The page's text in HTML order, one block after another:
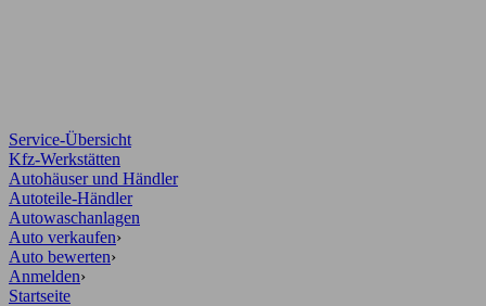
Service-Übersicht
Kfz-Werkstätten
Autohäuser und Händler
Autoteile-Händler
Autowaschanlagen
Auto verkaufen›
Auto bewerten›
Anmelden›
Startseite